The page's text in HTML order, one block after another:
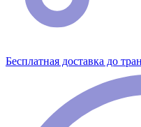
Бесплатная доставка до